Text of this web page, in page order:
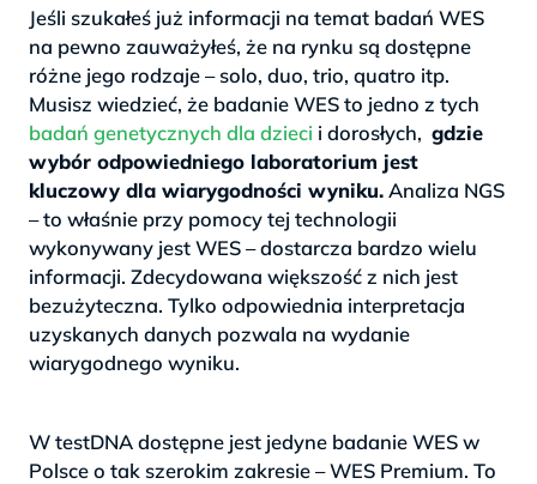
Jeśli szukałeś już informacji na temat badań WES
na pewno zauważyłeś, że na rynku są dostępne
różne jego rodzaje – solo, duo, trio, quatro itp.
Musisz wiedzieć, że badanie WES to jedno z tych
badań genetycznych dla dzieci i dorosłych, gdzie
wybór odpowiedniego laboratorium jest
kluczowy dla wiarygodności wyniku.Analiza NGS
– to właśnie przy pomocy tej technologii
wykonywany jest WES – dostarcza bardzo wielu
informacji. Zdecydowana większość z nich jest
bezużyteczna. Tylko odpowiednia interpretacja
uzyskanych danych pozwala na wydanie
wiarygodnego wyniku.
W testDNA dostępne jest jedyne badanie WES w
Polsce o tak szerokim zakresie – WES Premium. To